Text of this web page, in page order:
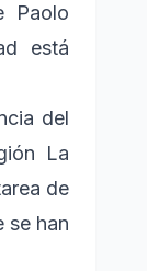
Paolo
está
del
La
de
se han